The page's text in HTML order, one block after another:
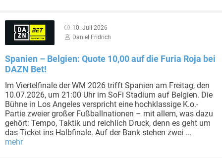
10. Juli 2026
Daniel Fridrich
Spanien – Belgien: Quote 10,00 auf die Furia Roja bei
DAZN Bet!
Im Viertelfinale der WM 2026 trifft Spanien am Freitag, den
10.07.2026, um 21:00 Uhr im SoFi Stadium auf Belgien. Die
Bühne in Los Angeles verspricht eine hochklassige K.o.-
Partie zweier großer Fußballnationen – mit allem, was dazu
gehört: Tempo, Taktik und reichlich Druck, denn es geht um
das Ticket ins Halbfinale. Auf der Bank stehen zwei ...
mehr